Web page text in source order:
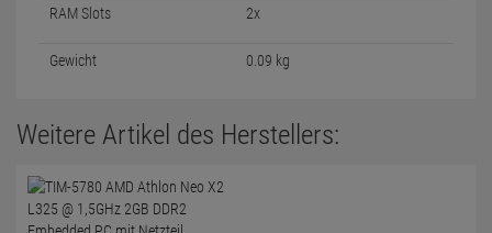
RAM Slots 2x
Gewicht 0.09 kg
Weitere Artikel des Herstellers: